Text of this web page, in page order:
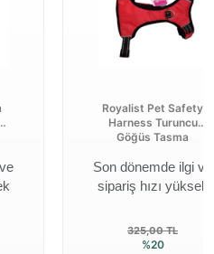
Royalist Pet Safety
Harness Turuncu
Göğüs Tasma
Son dönemde ilgi ve
sipariş hızı yüksek
325,00 TL
%20